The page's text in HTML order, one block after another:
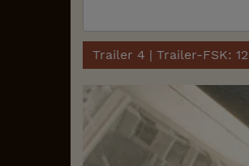
Trailer 4 | Trailer-FSK: 12